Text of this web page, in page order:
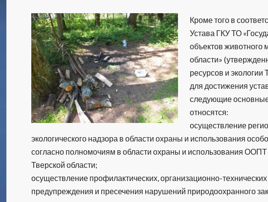
Кроме того в
Устава ГКУ ТО
объектов
области»
ресурсов и экологии
для достижения
следующие
относятся:
осуществление
экологического надзора в области охраны и использования
согласно полномочиям в области охраны и использования ООПТ
Тверской области;
осуществление профилактических, организационно-
предупреждения и пресечения нарушений природоохранного